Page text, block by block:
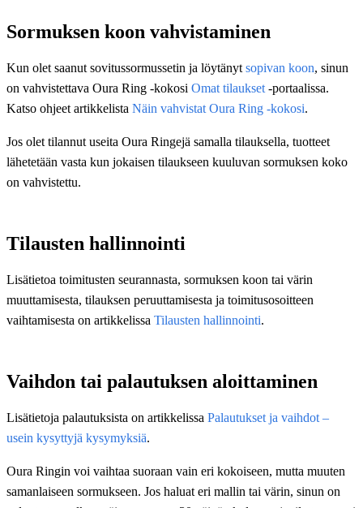
Sormuksen koon vahvistaminen
Kun olet saanut sovitussormussetin ja löytänyt sopivan koon, sinun
on vahvistettava Oura Ring ‑kokosi Omat tilaukset ‑portaalissa.
Katso ohjeet artikkelista Näin vahvistat Oura Ring ‑kokosi.
Jos olet tilannut useita Oura Ringejä samalla tilauksella, tuotteet
lähetetään vasta kun jokaisen tilaukseen kuuluvan sormuksen koko
on vahvistettu.
Tilausten hallinnointi
Lisätietoa toimitusten seurannasta, sormuksen koon tai värin
muuttamisesta, tilauksen peruuttamisesta ja toimitusosoitteen
vaihtamisesta on artikkelissa Tilausten hallinnointi.
Vaihdon tai palautuksen aloittaminen
Lisätietoja palautuksista on artikkelissa Palautukset ja vaihdot –
usein kysyttyjä kysymyksiä.
Oura Ringin voi vaihtaa suoraan vain eri kokoiseen, mutta muuten
samanlaiseen sormukseen. Jos haluat eri mallin tai värin, sinun on